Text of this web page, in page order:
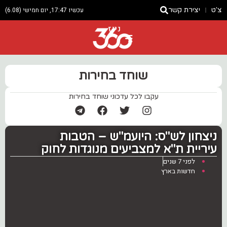
צ'ט יצירת קשר עכשיו 17:47, יום חמישי (6.08)
ניוז
שוחד בחירות
עקבו לכל עדכוני שוחד בחירות
‏ניצחון לש"ס: היועמ"ש – הטבות
עיריית ת"א למצביעים מנוגדות לחוק
לפני 7 שנים
חדשות בארץ